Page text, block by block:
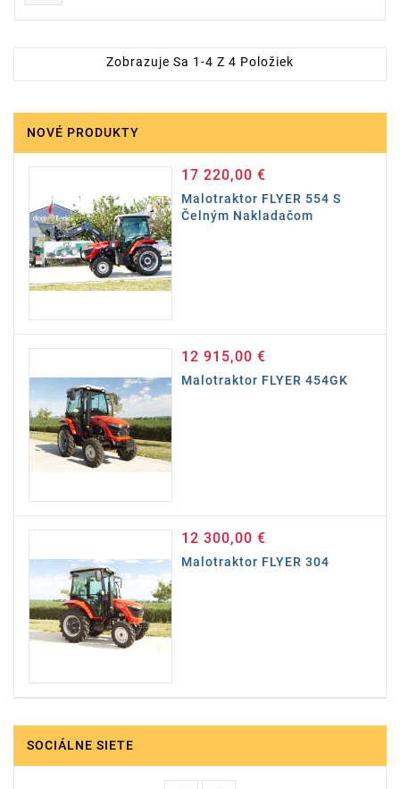
Zobrazuje Sa 1-4 Z 4 Položiek
NOVÉ PRODUKTY
17 220,00 €Cena
Malotraktor FLYER 554 S
Čelným Nakladačom
12 915,00 €Cena
Malotraktor FLYER 454GK
12 300,00 €Cena
Malotraktor FLYER 304
SOCIÁLNE SIETE